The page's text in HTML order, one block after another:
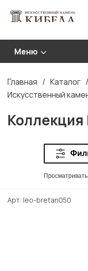
Меню
Строка
навигации
Главная Каталог
Искусственный
Коллекция
Просматривать
Арт leo-bretan050